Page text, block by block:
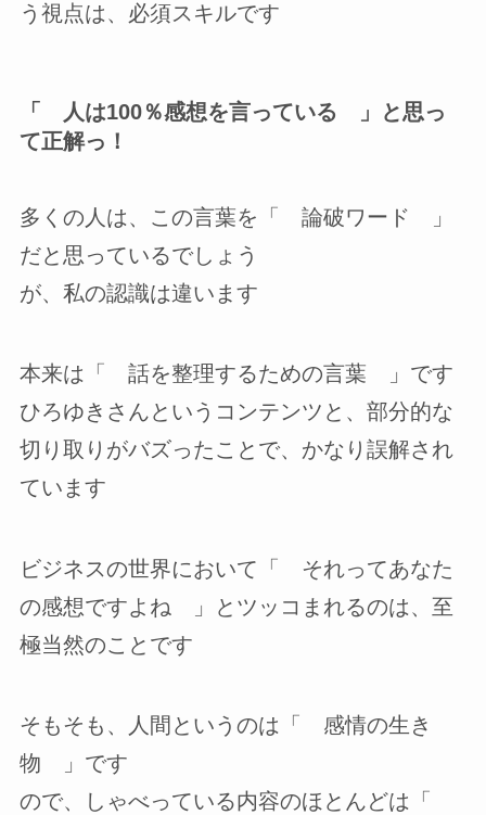
う視点は、必須スキルです
「 人は100％感想を言っている 」と思っ
て正解っ！
多くの人は、この言葉を「 論破ワード 」
だと思っているでしょう
が、私の認識は違います
本来は「 話を整理するための言葉 」です
ひろゆきさんというコンテンツと、部分的な
切り取りがバズったことで、かなり誤解され
ています
ビジネスの世界において「 それってあなた
の感想ですよね 」とツッコまれるのは、至
極当然のことです
そもそも、人間というのは「 感情の生き
物 」です
ので、しゃべっている内容のほとんどは「